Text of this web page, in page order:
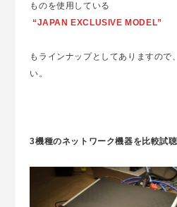
ものを使用している
“JAPAN EXCLUSIVE MODEL”
もラインナップとしてありますので
い。
3機種のネットワーク機器を比較試